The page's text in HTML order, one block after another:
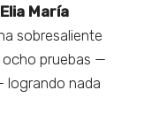
Elia María
sobresaliente
pruebas —
logrando nada